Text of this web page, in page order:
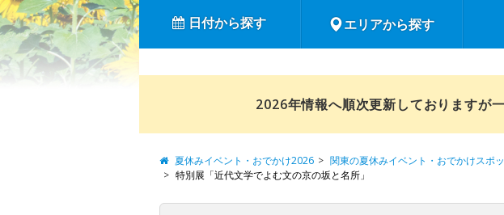
日付から探す エリアから探す
2026年情報へ順次更新しておりますが
夏休みイベント・おでかけ2026 関東の夏休みイベント・おでかけスポ
特別展「近代文学でよむ文の京の坂と名所」